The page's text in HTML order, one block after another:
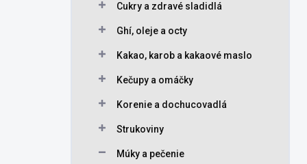
Cukry a zdravé sladidlá
Ghí, oleje a octy
Kakao, karob a kakaové maslo
Kečupy a omáčky
Korenie a dochucovadlá
Strukoviny
Múky a pečenie